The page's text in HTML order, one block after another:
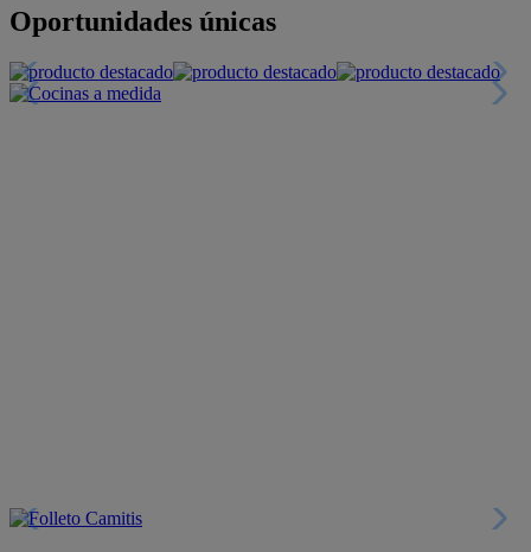
Oportunidades únicas